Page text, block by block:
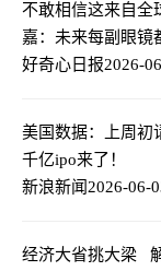
不敢相信这来自全
嘉：未来每副眼镜
好奇心日报2026-
美国数据：上周初
千亿ipo来了！
新浪新闻2026-06-
经济大省挑大梁